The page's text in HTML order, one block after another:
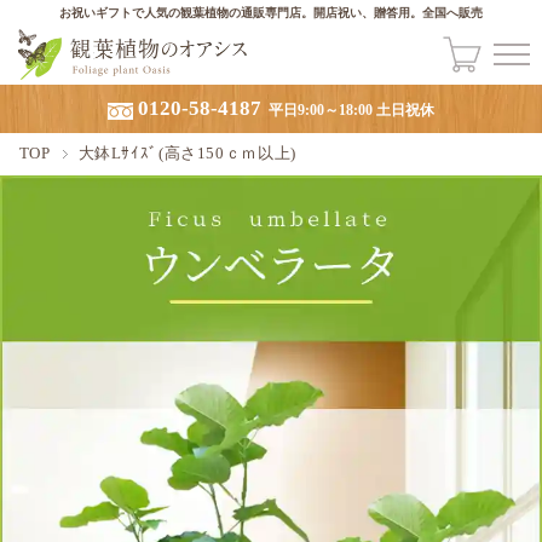
お祝いギフトで人気の観葉植物の通販専門店。開店祝い、贈答用。全国へ販売
0120-58-4187 平日9:00～18:00 土日祝休
TOP 大鉢Lｻｲｽﾞ(高さ150ｃｍ以上)